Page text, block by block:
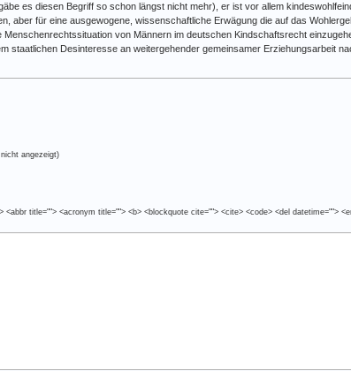
es diesen Begriff so schon längst nicht mehr), er ist vor allem
aber für eine ausgewogene, wissenschaftliche Erwägung die auf das
Menschenrechtssituation von Männern im deutschen Kindschaftsrecht
staatlichen Desinteresse an weitergehender gemeinsamer Erziehungsarbeit
angezeigt)
title=""> <acronym title=""> <b> <blockquote cite=""> <cite> <code> <del datetime="">